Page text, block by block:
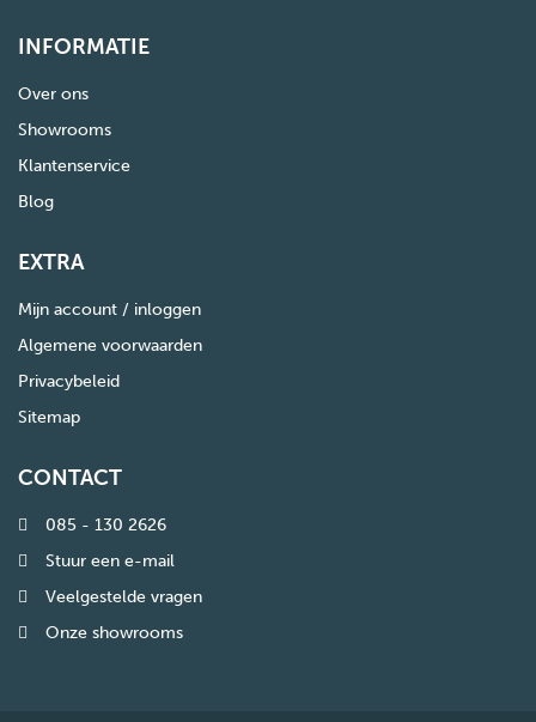
INFORMATIE
Over ons
Showrooms
Klantenservice
Blog
EXTRA
Mijn account / inloggen
Algemene voorwaarden
Privacybeleid
Sitemap
CONTACT
085 - 130 2626
Stuur een e-mail
Veelgestelde vragen
Onze showrooms